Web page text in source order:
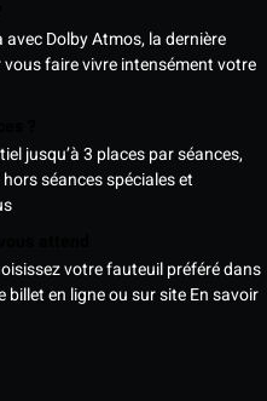
Dolby Atmos, la dernière
faire vivre intensément votre
jusqu’à 3 places par séances,
séances spéciales et
votre fauteuil préféré dans
billet en ligne ou sur siteEn savoir